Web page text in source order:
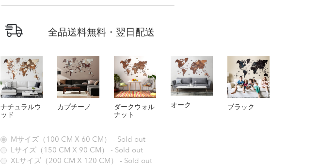
全品送料無料・翌日配送
ナチュラルウ
ッド
カプチーノ
ダークウォル
ナット
オーク ブラック
Mサイズ（100 CM X 60 CM） - Sold out
Lサイズ（150 CM X 90 CM） - Sold out
XLサイズ（200 CM X 120 CM） - Sold out